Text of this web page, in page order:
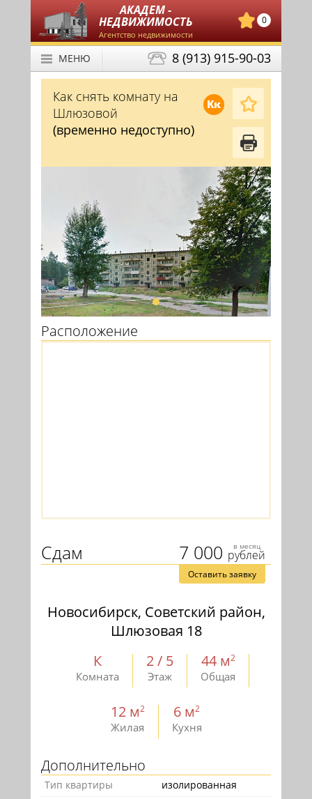
АКАДЕМ -
НЕДВИЖИМОСТЬ
Агентство недвижимости
0
8 (913) 915-90-03
МЕНЮ
Кк
Как снять комнату на
Шлюзовой
(временно недоступно)
Расположение
7 000 в месяц
рублей
Сдам
Оставить заявку
Новосибирск, Советский район,
Шлюзовая 18
К
Комната
2 / 5
Этаж
44 м2
Общая
12 м2
Жилая
6 м2
Кухня
Дополнительно
Тип квартиры
изолированная